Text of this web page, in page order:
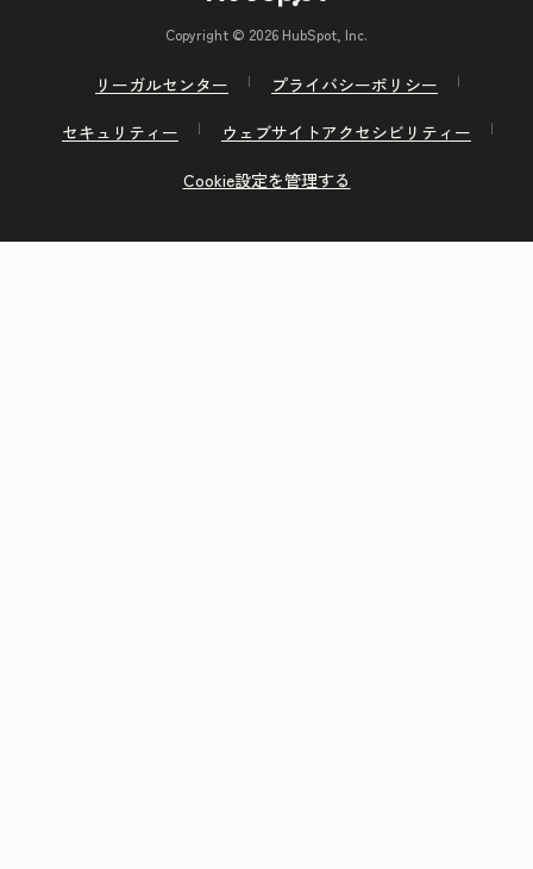
Copyright © 2026 HubSpot, Inc.
リーガルセンター
プライバシーポリシー
セキュリティー
ウェブサイトアクセシビリティー
Cookie設定を管理する